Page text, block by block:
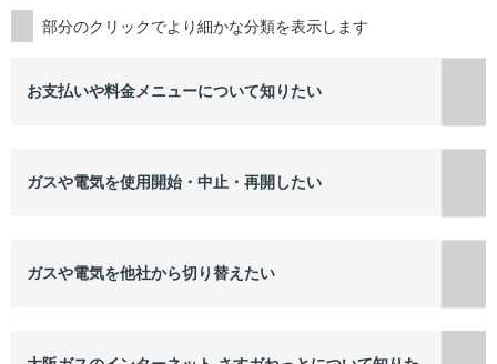
お支払いや料金メニューについて知りたい
ガスや電気を使用開始・中止・再開したい
ガスや電気を他社から切り替えたい